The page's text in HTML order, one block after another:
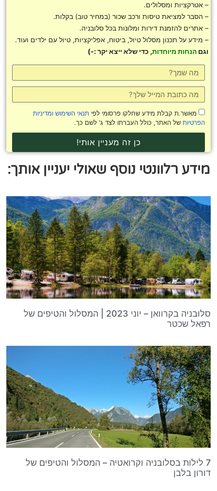
אטרקציות ומסלולים.
הסבר למציאת טיסות ורכב שכור (במחיר טוב) בקלות.
אתרים להזמנת דירות ומלונות בכל סלובניה.
מידע על תכנון מסלול טיול, ביטוח, אפליקציות, טיול עם ילדים ועוד.
הנחות מיוחדות, כדי שלא ייצא יקר :-)
מאשר.ת קבלת מידע שחלקו פרסומי לפי תנאי השימוש ומדיניות
הפרטיותשל האתר, כולל העברתו לצד ג' לשם כך.
כן זה מעניין אותי!
רלוונטי נוסף שאולי יעניין אותך:
סלובניה בקרוואן – יוני 2023 | המסלול והטיפים של
שכטר
לילות בסלובניה וקרואטיה – המסלול והטיפים של
בלבן